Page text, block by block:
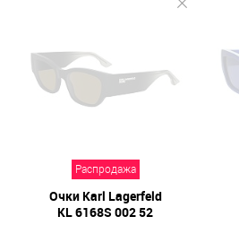
Распродажа
Очки Karl Lagerfeld
KL 6168S 002 52